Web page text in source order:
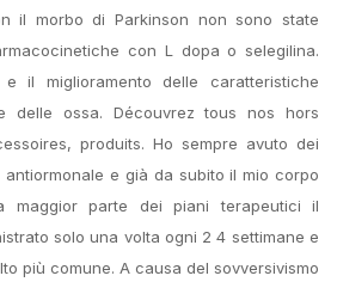
il morbo di Parkinson non sono state
con L dopa o selegilina.
il miglioramento delle caratteristiche
delle ossa. Découvrez tous nos hors
produits. Ho sempre avuto dei
e già da subito il mio corpo
maggior parte dei piani terapeutici il
solo una volta ogni 2 4 settimane e
più comune. A causa del sovversivismo